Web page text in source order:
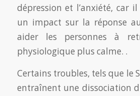
dépression et l’anxiété, car
un impact sur la réponse
aider les personnes à
physiologique plus calme. .
Certains troubles, tels que le
entraînent une dissociation